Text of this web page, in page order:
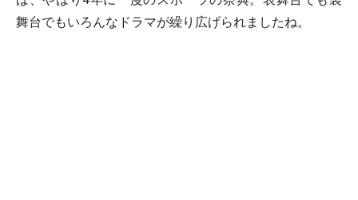
舞台でもいろんなドラマが繰り広げられましたね。